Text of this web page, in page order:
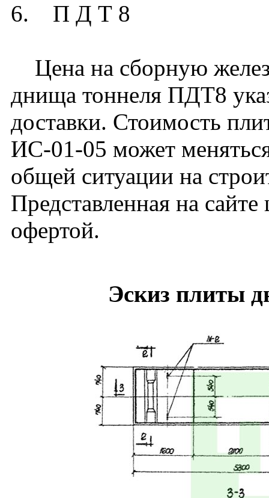
6. П Д Т 8
Цена на сборную
днища тоннеля ПДТ8
доставки. Стоимость
ИС-01-05 может
общей ситуации на
Представленная на
офертой.
Эскиз плиты